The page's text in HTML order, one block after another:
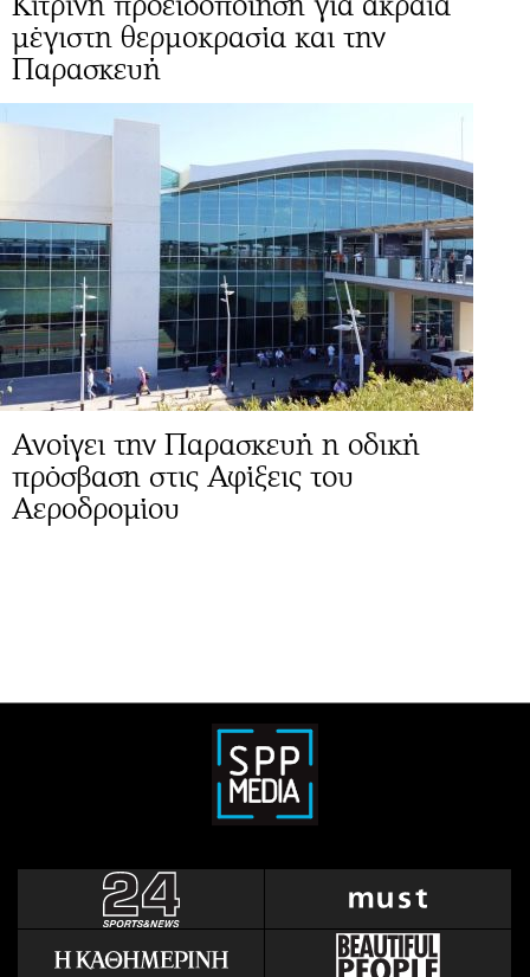
μέγιστη θερμοκρασία και την
Παρασκευή
Ανοίγει την Παρασκευή η οδική
πρόσβαση στις Αφίξεις του
Αεροδρομίου